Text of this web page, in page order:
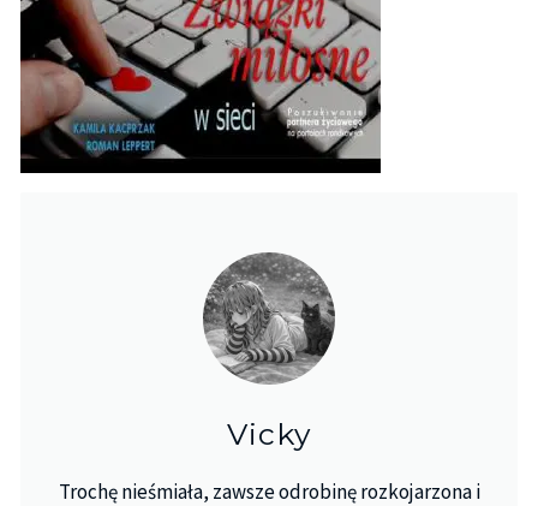
Vicky
Trochę nieśmiała, zawsze odrobinę rozkojarzona i